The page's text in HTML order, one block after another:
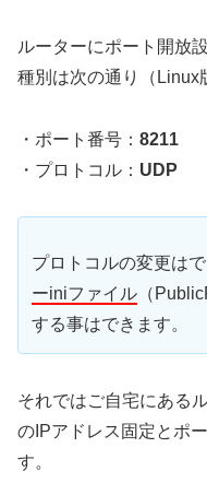
ルーターにポート開放
種別は次の通り（Linux
・ポート番号： 8211
・プロトコル： UDP
プロトコルの変更は
ーiniファイル （
する事はできます。
それではご自宅にある
のIPアドレス固定とポ
す。